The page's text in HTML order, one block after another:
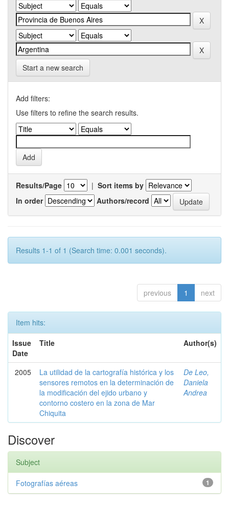
Start a new search
Add filters:
Use filters to refine the search results.
Results/Page | Sort items by
In order
Authors/record
Results 1-1 of 1 (Search time: 0.001 seconds).
previous 1 next
Item hits:
Issue
Date
Title Author(s)
2005
La utilidad de la cartografía histórica y los
sensores remotos en la determinación de
la modificación del ejido urbano y
contorno costero en la zona de Mar
Chiquita
De Leo,
Daniela
Andrea
Discover
Subject
1
Fotografías aéreas